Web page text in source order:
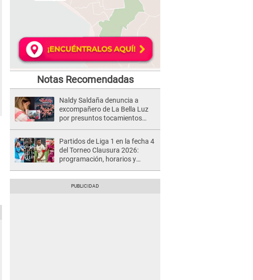
Notas Recomendadas
Naldy Saldaña denuncia a
excompañero de La Bella Luz
por presuntos tocamientos
Partidos de Liga 1 en la fecha 4
del Torneo Clausura 2026:
programación, horarios y